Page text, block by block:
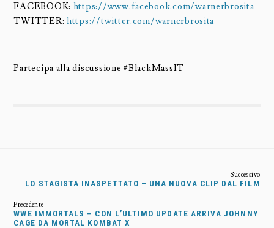
FACEBOOK: https://www.facebook.com/warnerbrosita
TWITTER:https://twitter.com/warnerbrosita
Partecipa alla discussione #BlackMassIT
LO STAGISTA INASPETTATO – UNA NUOVA CLIP DAL FILM
WWE IMMORTALS – CON L’ULTIMO UPDATE ARRIVA JOHNNY
CAGE DA MORTAL KOMBAT X